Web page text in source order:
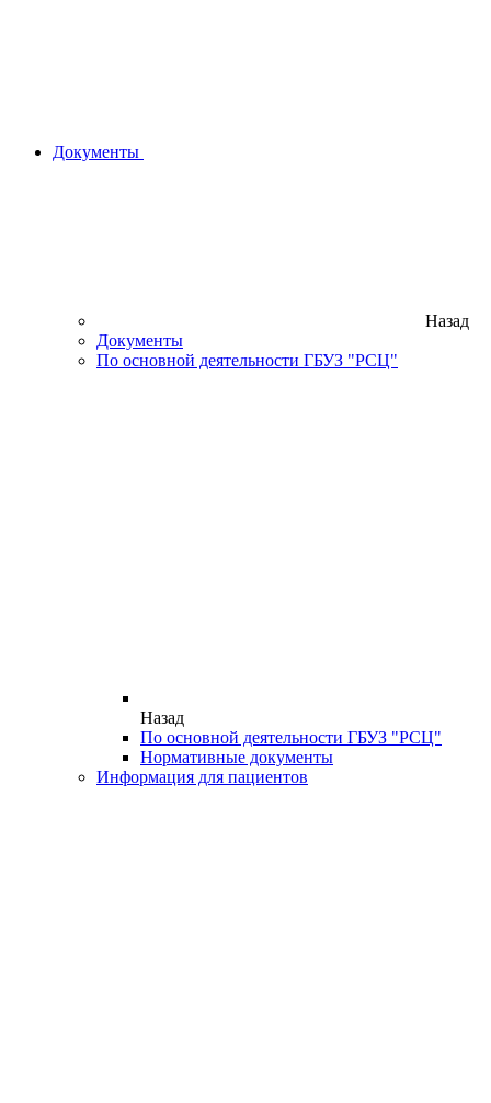
Документы
Назад
Документы
По основной деятельности ГБУЗ "РСЦ"
Назад
По основной деятельности ГБУЗ "РСЦ"
Нормативные документы
Информация для пациентов